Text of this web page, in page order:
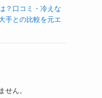
？口コミ・冷えな
手との比較を元エ
せん。